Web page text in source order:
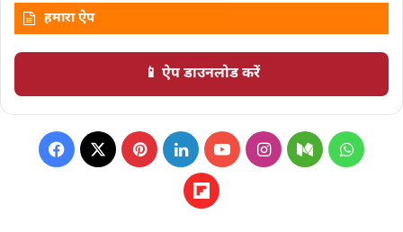
हमारा ऐप
📱 ऐप डाउनलोड करें